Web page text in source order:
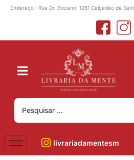
Endereço : Rua Dr. Bozano, 1281 Calçadão de
livrariadamentesm